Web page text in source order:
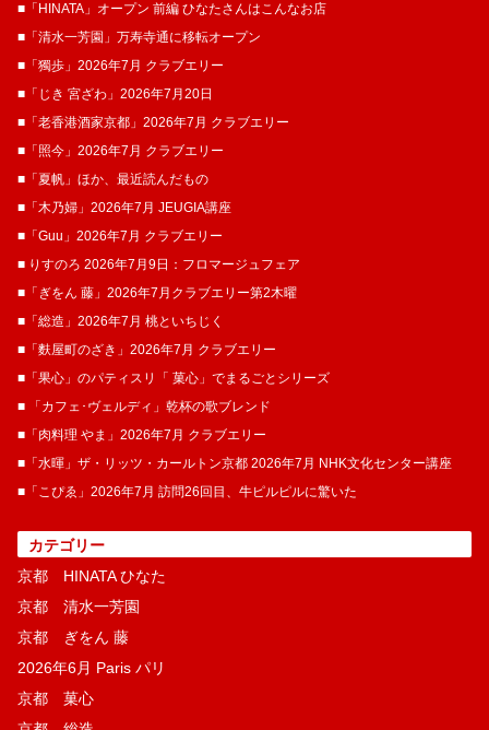
■「HINATA」オープン 前編 ひなたさんはこんなお店
■「清水一芳園」万寿寺通に移転オープン
■「獨歩」2026年7月 クラブエリー
■「じき 宮ざわ」2026年7月20日
■「老香港酒家京都」2026年7月 クラブエリー
■「照今」2026年7月 クラブエリー
■「夏帆」ほか、最近読んだもの
■「木乃婦」2026年7月 JEUGIA講座
■「Guu」2026年7月 クラブエリー
■ りすのろ 2026年7月9日：フロマージュフェア
■「ぎをん 藤」2026年7月クラブエリー第2木曜
■「総造」2026年7月 桃といちじく
■「麩屋町のざき」2026年7月 クラブエリー
■「果心」のパティスリ「 菓​心」でまるごとシリーズ
■ 「カフェ･ヴェルディ」乾杯の歌ブレンド
■「肉料理 やま」2026年7月 クラブエリー
■「水暉」ザ・リッツ・カールトン京都 2026年7月 NHK文化センター講座
■「こぴゑ」2026年7月 訪問26回目、牛ピルピルに驚いた
カテゴリー
京都 HINATA ひなた
京都 清水一芳園
京都 ぎをん 藤
2026年6月 Paris パリ
京都 菓​心